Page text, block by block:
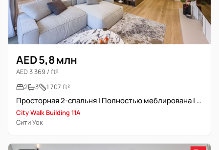
AED 5,8 млн
AED 3 369 / ft²
2
3 1 707 ft²
Просторная 2-спальня | Полностью меблирована | Первоклассное расположение
City Walk Building 11A
Сити Уок